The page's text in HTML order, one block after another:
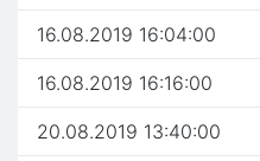
16.08.2019 16:04:00
16.08.2019 16:16:00
20.08.2019 13:40:00